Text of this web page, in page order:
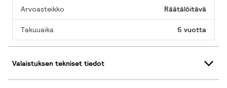
Arvoasteikko Räätälöitävä
Takuuaika 5 vuotta
Valaistuksen tekniset tiedot